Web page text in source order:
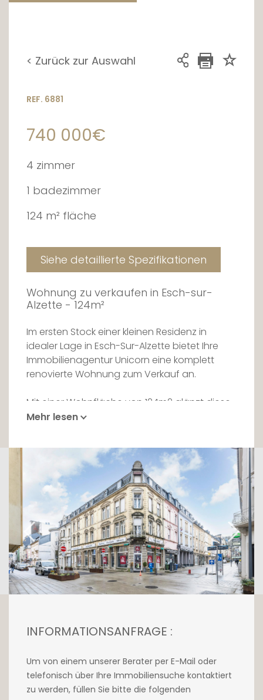
< Zurück zur Auswahl
REF. 6881
740 000€
4 zimmer
1 badezimmer
124 m² fläche
Siehe detaillierte Spezifikationen
Wohnung zu verkaufen in Esch-sur-
Alzette - 124m²
Im ersten Stock einer kleinen Residenz in
idealer Lage in Esch-Sur-Alzette bietet Ihre
Immobilienagentur Unicorn eine komplett
renovierte Wohnung zum Verkauf an.
Mit einer Wohnfläche von 124m2 glänzt diese
Immobilie durch ihre Helligkeit. Wenn Sie durch
durchgehenden Flur empfangen, der die
verschiedenen Zimmer bedient.
Der Wohnbereich, der durch Spots in der
abgehängten Decke beleuchtet wird, ist
komplett offen. Er ist schön groß und bietet
eine voll ausgestattete Küche mit Blick auf
den Wohnbereich.
Der Schlafbereich besteht aus vier
Schlafzimmern, einem Badezimmer mit
Besichtigung, kontaktieren Sie bitte unsere
Agentur unter +352 26 54 17 17.
Mehr lesen
INFORMATIONSANFRAGE :
Um von einem unserer Berater per E-Mail oder
telefonisch über Ihre Immobiliensuche kontaktiert
zu werden, füllen Sie bitte die folgenden